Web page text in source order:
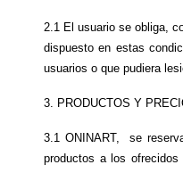
2.1 El usuario se obliga,
dispuesto en estas
usuarios o que pudiera
3. PRODUCTOS Y
3.1 ONINART,  se
productos a los